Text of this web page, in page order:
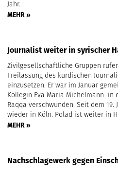
Jahr.
MEHR »
Journalist weiter in syrischer
Zivilgesellschaftliche Gruppen
Freilassung des kurdischen
einzusetzen. Er war im Januar
Kollegin Eva Maria Michelmann in
Raqqa verschwunden. Seit dem
wieder in Köln. Polad ist weiter in
MEHR »
Nachschlagewerk gegen